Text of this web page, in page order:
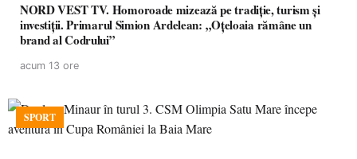
NORD VEST TV. Homoroade mizează pe tradiție, turism și
investiții. Primarul Simion Ardelean: „Oțeloaia rămâne un
brand al Codrului”
acum 13 ore
SPORT